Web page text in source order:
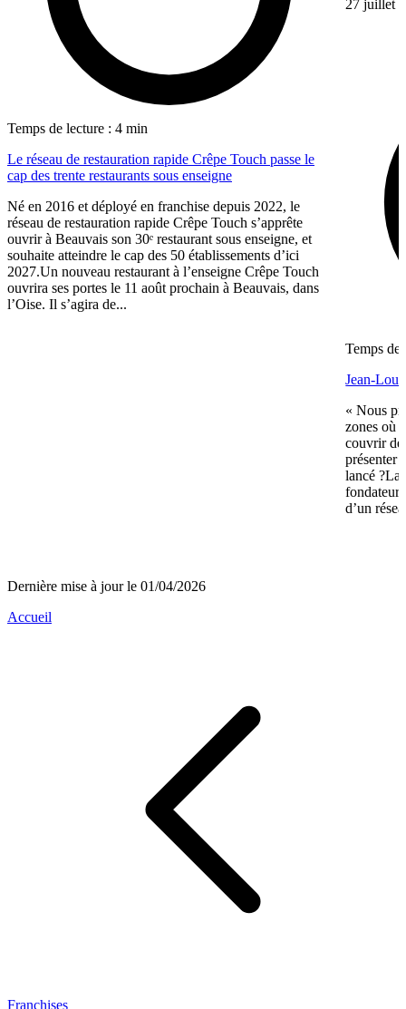
Temps de lecture : 4 min
Le réseau de restauration rapide Crêpe Touch passe le
cap des trente restaurants sous enseigne
Né en 2016 et déployé en franchise depuis 2022, le
réseau de restauration rapide Crêpe Touch s’apprête
ouvrir à Beauvais son 30ᵉ restaurant sous enseigne, et
souhaite atteindre le cap des 50 établissements d’ici
2027.Un nouveau restaurant à l’enseigne Crêpe Touch
ouvrira ses portes le 11 août prochain à Beauvais, dans
l’Oise. Il s’agira de...
27 juillet
Temps de
Jean-
« Nous
zones où
couvrir de
présenter
lancé ?La
d’un
Dernière mise à jour le 01/04/2026
Accueil
Franchises